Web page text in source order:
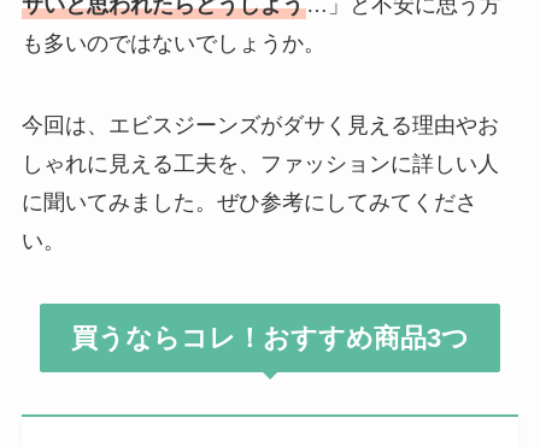
も多いのではないでしょうか。
今回は、エビスジーンズがダサく見える理由やお
しゃれに見える工夫を、ファッションに詳しい人
に聞いてみました。ぜひ参考にしてみてくださ
い。
買うならコレ！おすすめ商品3つ